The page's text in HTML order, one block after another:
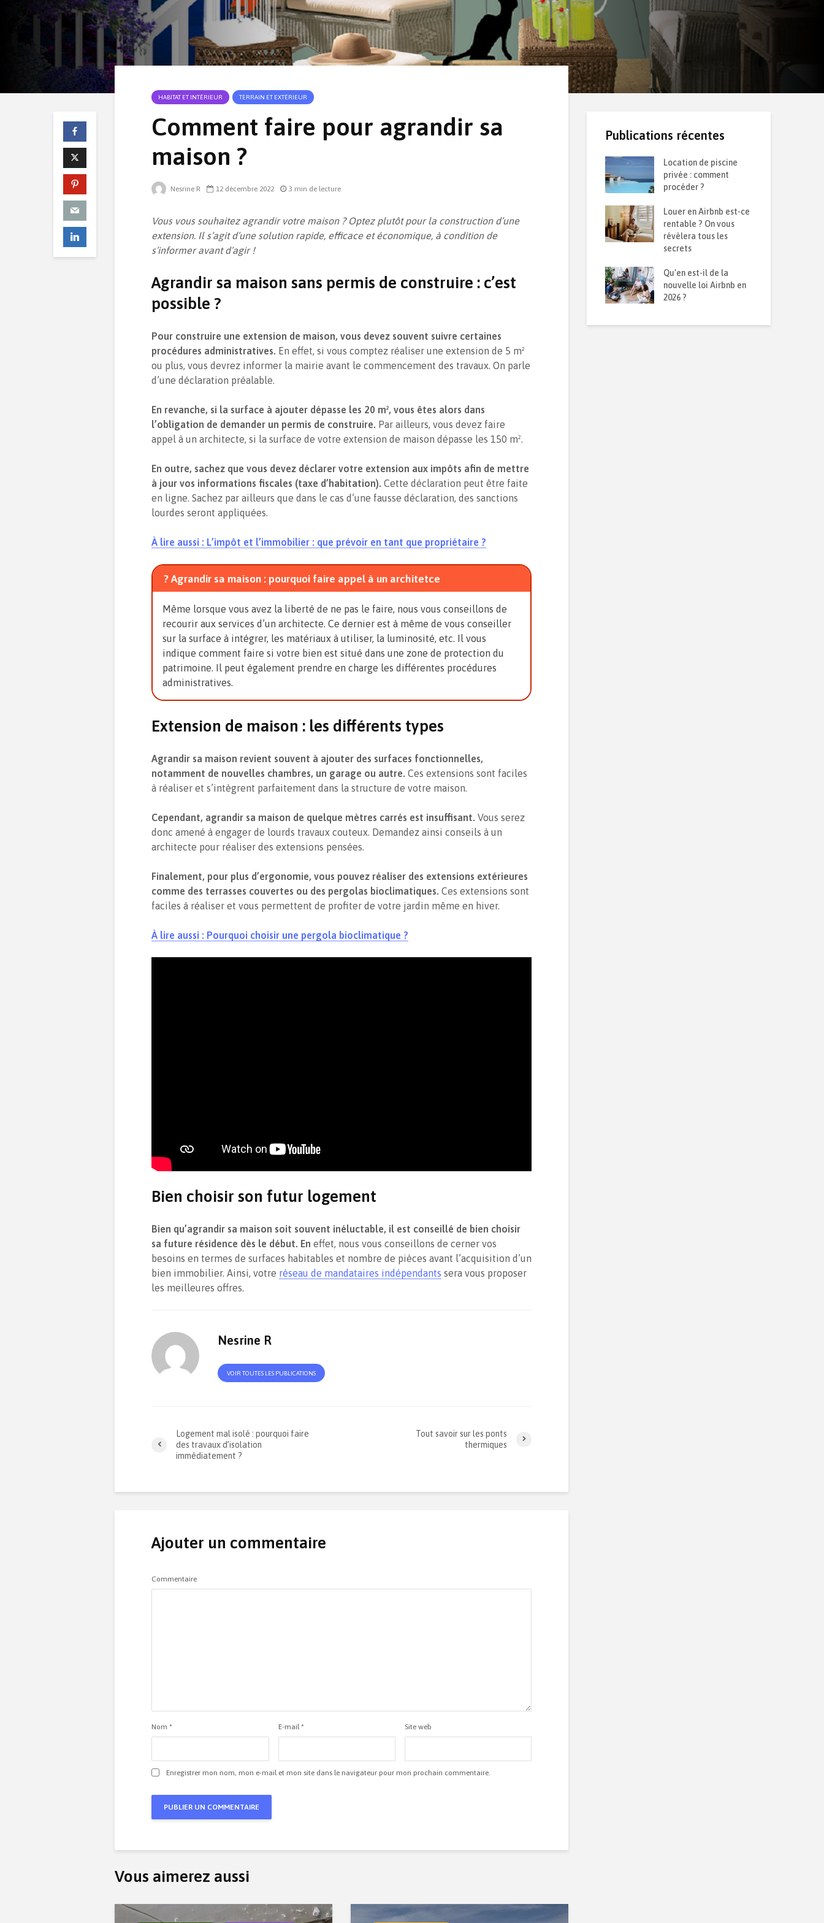
HABITAT ET INTÉRIEUR TERRAIN ET EXTÉRIEUR
Comment faire pour agrandir sa
maison ?
Nesrine R 12 décembre 2022 3 min de lecture
Vous vous souhaitez agrandir votre maison ? Optez plutôt pour la construction d’une
extension. Il s’agit d’une solution rapide, efficace et économique, à condition de
s’informer avant d’agir !
Agrandir sa maison sans permis de construire : c’est
possible ?
Pour construire une extension de maison, vous devez souvent suivre certaines
procédures administratives. En effet, si vous comptez réaliser une extension de 5 m²
ou plus, vous devrez informer la mairie avant le commencement des travaux. On parle
d’une déclaration préalable.
En revanche, si la surface à ajouter dépasse les 20 m², vous êtes alors dans
l’obligation de demander un permis de construire. Par ailleurs, vous devez faire
appel à un architecte, si la surface de votre extension de maison dépasse les 150 m².
En outre, sachez que vous devez déclarer votre extension aux impôts afin de mettre
à jour vos informations fiscales (taxe d’habitation). Cette déclaration peut être faite
en ligne. Sachez par ailleurs que dans le cas d’une fausse déclaration, des sanctions
lourdes seront appliquées.
À lire aussi : L’impôt et l’immobilier : que prévoir en tant que propriétaire ?
? Agrandir sa maison : pourquoi faire appel à un architetce
Même lorsque vous avez la liberté de ne pas le faire, nous vous conseillons de
recourir aux services d’un architecte. Ce dernier est à même de vous conseiller
sur la surface à intégrer, les matériaux à utiliser, la luminosité, etc. Il vous
indique comment faire si votre bien est situé dans une zone de protection du
patrimoine. Il peut également prendre en charge les différentes procédures
administratives.
Extension de maison : les différents types
Agrandir sa maison revient souvent à ajouter des surfaces fonctionnelles,
notamment de nouvelles chambres, un garage ou autre. Ces extensions sont faciles
à réaliser et s’intègrent parfaitement dans la structure de votre maison.
Cependant, agrandir sa maison de quelque mètres carrés est insuffisant. Vous serez
donc amené à engager de lourds travaux couteux. Demandez ainsi conseils à un
architecte pour réaliser des extensions pensées.
Finalement, pour plus d’ergonomie, vous pouvez réaliser des extensions extérieures
comme des terrasses couvertes ou des pergolas bioclimatiques. Ces extensions sont
faciles à réaliser et vous permettent de profiter de votre jardin même en hiver.
À lire aussi : Pourquoi choisir une pergola bioclimatique ?
Bien choisir son futur logement
Bien qu’agrandir sa maison soit souvent inéluctable, il est conseillé de bien choisir
sa future résidence dès le début. En effet, nous vous conseillons de cerner vos
besoins en termes de surfaces habitables et nombre de pièces avant l’acquisition d’un
bien immobilier. Ainsi, votre réseau de mandataires indépendants sera vous proposer
les meilleures offres.
Nesrine R
VOIR TOUTES LES PUBLICATIONS
Logement mal isolé : pourquoi faire
des travaux d’isolation
immédiatement ?
Tout savoir sur les ponts
thermiques
Ajouter un commentaire
Commentaire
Nom * E-mail* Site web
Enregistrer mon nom, mon e-mail et mon site dans le navigateur pour mon prochain commentaire.
Vous aimerez aussi
Publications récentes
pont thermique ? La
question perpétuelle
méthodes les plus
Vue d’ensemble sur le
Location de piscine
privée : comment
procéder ?
Louer en Airbnb est-ce
rentable ? On vous
révèlera tous les
secrets
Qu’en est-il de la
nouvelle loi Airbnb en
2026 ?